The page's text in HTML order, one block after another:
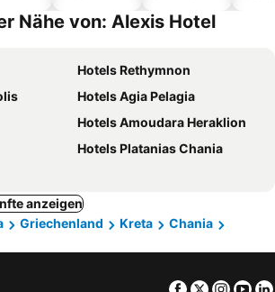
Nähe von: Alexis Hotel
Hotels Rethymnon
Hotels Agia Pelagia
Hotels Amoudara Heraklion
Hotels Platanias Chania
anzeigen
Griechenland Kreta
Chania